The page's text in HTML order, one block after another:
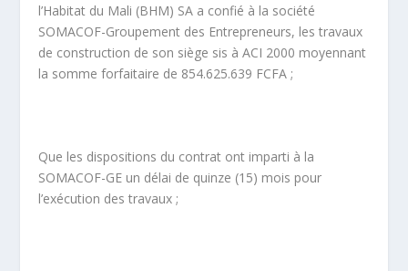
l’Habitat du Mali (BHM) SA a confié à la société
SOMACOF-Groupement des Entrepreneurs, les travaux
de construction de son siège sis à ACI 2000 moyennant
la somme forfaitaire de 854.625.639 FCFA ;
Que les dispositions du contrat ont imparti à la
SOMACOF-GE un délai de quinze (15) mois pour
l’exécution des travaux ;